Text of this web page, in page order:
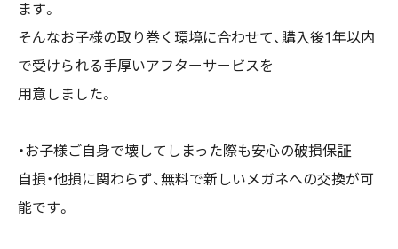
ます。
そんなお子様の取り巻く環境に合わせて、購入後1年以内
で受けられる手厚いアフターサービスを
用意しました。
・お子様ご自身で壊してしまった際も安心の破損保証
自損・他損に関わらず、無料で新しいメガネへの交換が可
能です。